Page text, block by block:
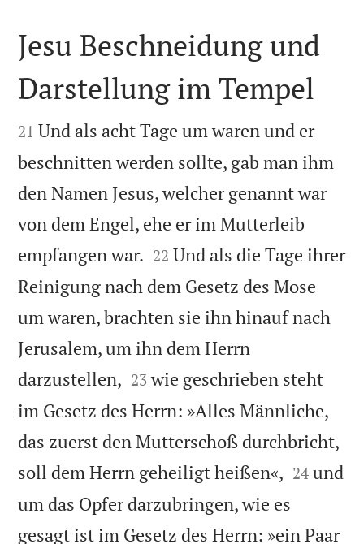

Jesu Beschneidung und
Darstellung im Tempel

21 Und als acht Tage um waren und er
beschnitten werden sollte, gab man ihm
den Namen Jesus, welcher genannt war
von dem Engel, ehe er im Mutterleib
empfangen war. 

22 Und als die Tage ihrer
Reinigung nach dem Gesetz des Mose
um waren, brachten sie ihn hinauf nach
Jerusalem, um ihn dem Herrn
darzustellen, 

23 wie geschrieben steht
im Gesetz des Herrn: »Alles Männliche,
das zuerst den Mutterschoß durchbricht,
soll dem Herrn geheiligt heißen«, 

24 und
um das Opfer darzubringen, wie es
gesagt ist im Gesetz des Herrn: »ein Paar